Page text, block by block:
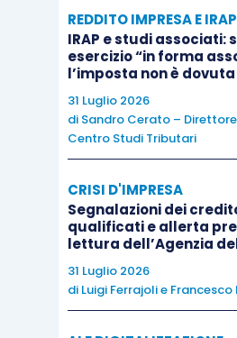
Il secondo motivo per cui la
tassatività delle
principio cardine
impositivo.
Poiché le imposte sono
spese della collettività,
un’esenzione qualcun altro
REDDITO IMPRESA E IRAP
IRAP e studi associati:
esercizio “in forma
l’imposta non è dovuta
31 Luglio 2026
di Sandro Cerato –
Centro Studi Tributari
CRISI D'IMPRESA
Segnalazioni dei
qualificati e allerta
lettura dell’Agenzia
31 Luglio 2026
di Luigi Ferrajolie Francesco